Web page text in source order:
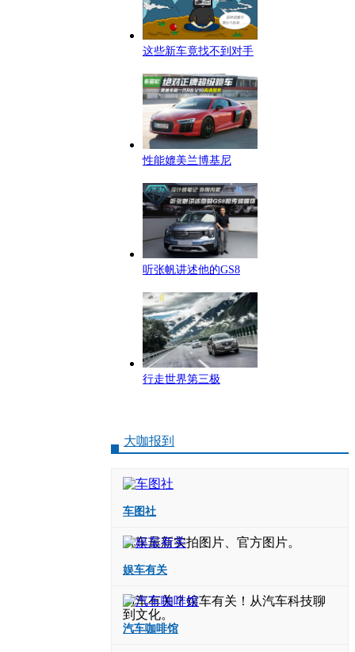
这些新车竟找不到对手
性能媲美兰博基尼
听张帆讲述他的GS8
行走世界第三极
大咖报到
车图社
汽车最新实拍图片、官方图片。
娱车有关
与车有关？娱车有关！从汽车科技聊
到文化。
汽车咖啡馆